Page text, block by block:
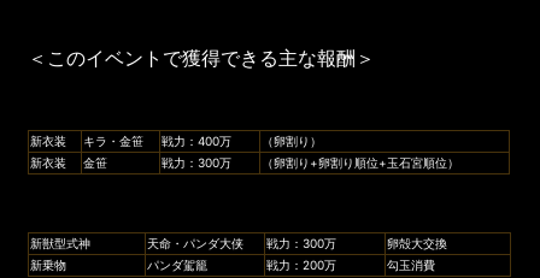
＜このイベントで獲得できる主な報酬＞
新衣装 キラ・金笹 戦力：400万
（卵割り）
新衣装
金笹 戦力：300万 （卵割り+卵割り順位+玉石宮順位）
新獣型式神 天命・パンダ大侠 戦力：300万
卵殻大交換
新乗物
パンダ駕籠 戦力：200万 勾玉消費